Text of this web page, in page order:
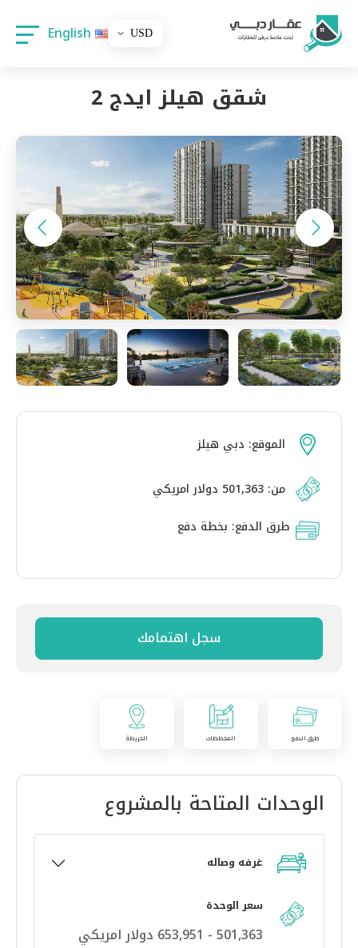
English
شقق هيلز ايدج 2
الموقع: دبي هيلز
من: 501,363 دولار امريكي
طرق الدفع: بخطة دفع
سجل اهتمامك
طرق الدفع المخططات الخريطة
الوحدات المتاحة بالمشروع
غرفه وصاله
سعر الوحدة
501,363 - 653,951 دولار امريكي